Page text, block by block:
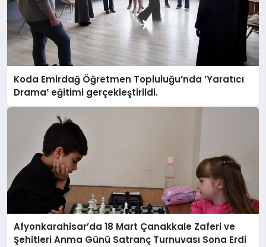
Koda Emirdağ Öğretmen Topluluğu’nda ‘Yaratıcı
Drama’ eğitimi gerçekleştirildi.
Afyonkarahisar’da 18 Mart Çanakkale Zaferi ve
Şehitleri Anma Günü Satranç Turnuvası Sona Erdi